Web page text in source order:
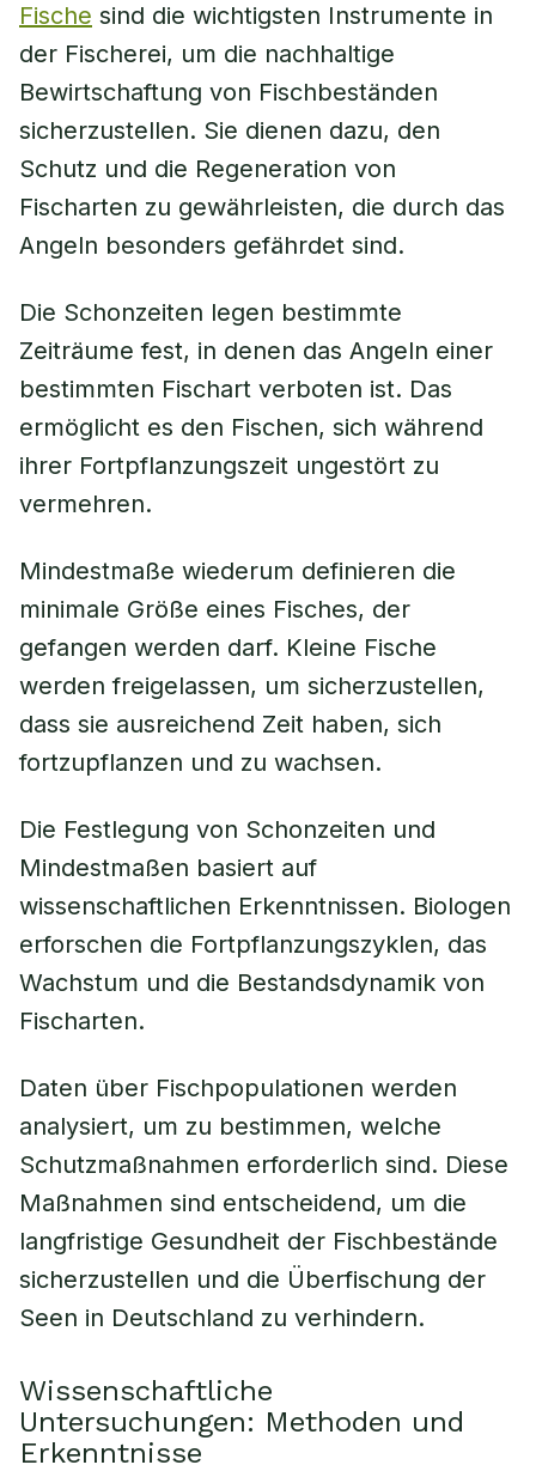
Fische sind die wichtigsten Instrumente in
der Fischerei, um die nachhaltige
Bewirtschaftung von Fischbeständen
sicherzustellen. Sie dienen dazu, den
Schutz und die Regeneration von
Fischarten zu gewährleisten, die durch das
Angeln besonders gefährdet sind.
Die Schonzeiten legen bestimmte
Zeiträume fest, in denen das Angeln einer
bestimmten Fischart verboten ist. Das
ermöglicht es den Fischen, sich während
ihrer Fortpflanzungszeit ungestört zu
vermehren.
Mindestmaße wiederum definieren die
minimale Größe eines Fisches, der
gefangen werden darf. Kleine Fische
werden freigelassen, um sicherzustellen,
dass sie ausreichend Zeit haben, sich
fortzupflanzen und zu wachsen.
Die Festlegung von Schonzeiten und
Mindestmaßen basiert auf
wissenschaftlichen Erkenntnissen. Biologen
erforschen die Fortpflanzungszyklen, das
Wachstum und die Bestandsdynamik von
Fischarten.
Daten über Fischpopulationen werden
analysiert, um zu bestimmen, welche
Schutzmaßnahmen erforderlich sind. Diese
Maßnahmen sind entscheidend, um die
langfristige Gesundheit der Fischbestände
sicherzustellen und die Überfischung der
Seen in Deutschland zu verhindern.
Wissenschaftliche
Untersuchungen: Methoden und
Erkenntnisse